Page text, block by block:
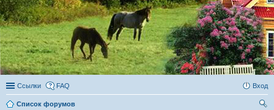
Ссылки FAQ Вход
Список форумов